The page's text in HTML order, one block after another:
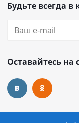
Будьте всегда в
Оставайтесь на